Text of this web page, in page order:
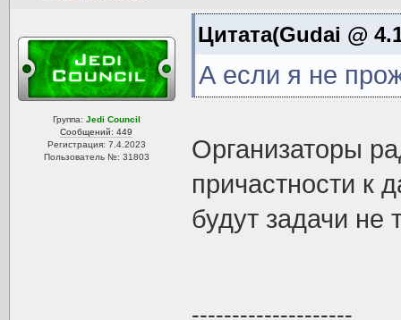
Группа: Jedi Council
Сообщений: 449
Регистрация: 7.4.2023
Пользователь №: 31803
Цитата(Gudai @
А если я не
Организаторы
причастности к
будут задачи не
--------------------